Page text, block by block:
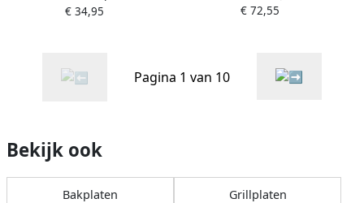
Bakplaat Gourmet 28x28 cm
€ 34,95
Raclette 8 Pannetjes
€ 72,55
Pagina 1 van 10
Bekijk ook
Bakplaten Grillplaten